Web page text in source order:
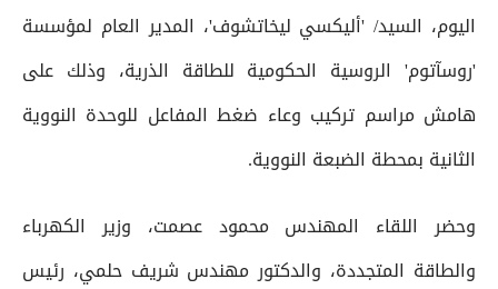
اليوم، السيد/ 'أليكسي ليخاتشوف'، المدير العام لمؤسسة
'روسآتوم' الروسية الحكومية للطاقة الذرية، وذلك على
هامش مراسم تركيب وعاء ضغط المفاعل للوحدة النووية
الثانية بمحطة الضبعة النووية.
وحضر اللقاء المهندس محمود عصمت، وزير الكهرباء
والطاقة المتجددة، والدكتور مهندس شريف حلمي، رئيس